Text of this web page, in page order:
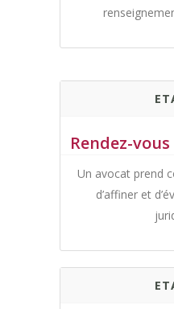
Rendez-
Un avocat prend
d’affiner et